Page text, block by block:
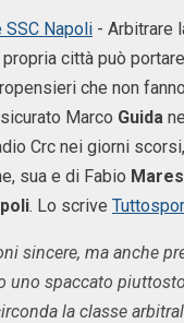
Napoli - Arbitrare
città può
che non
Marco Guida
Crc nei giorni
sua e di Fabio
. Lo scrive
sincere, ma anche
uno spaccato
la classe